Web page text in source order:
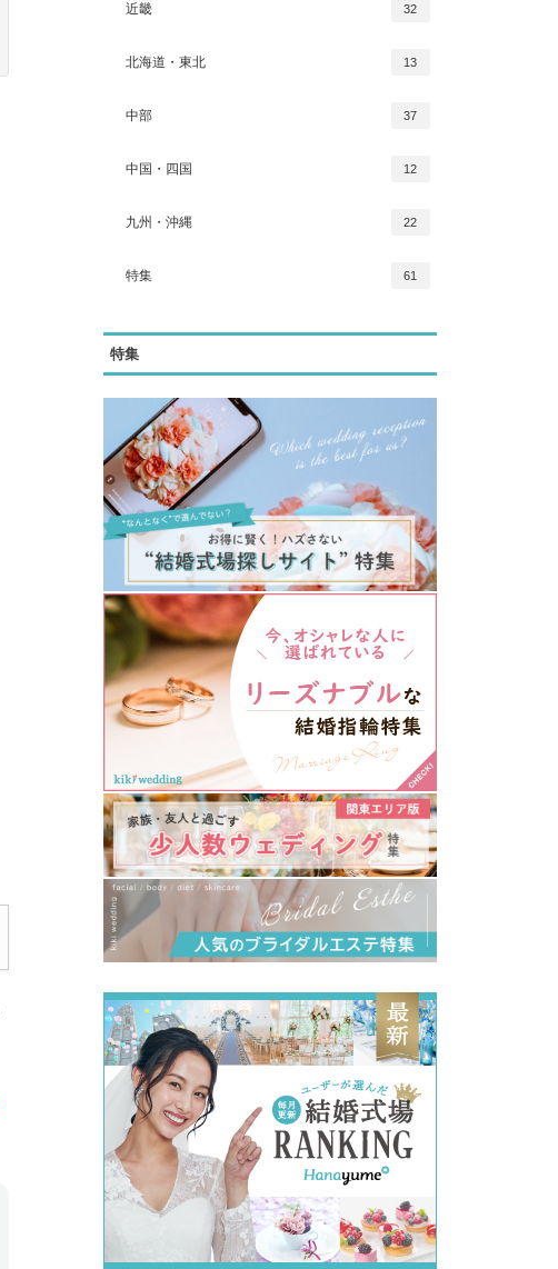
近畿 32
北海道・東北 13
中部 37
中国・四国 12
九州・沖縄 22
特集 61
特集